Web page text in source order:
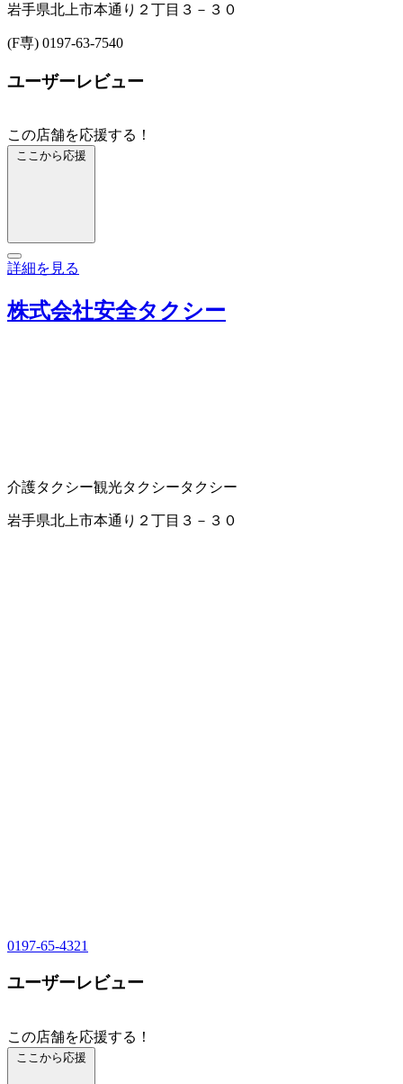
岩手県北上市本通り２丁目３－３０
(F専) 0197-63-7540
ユーザーレビュー
この店舗を応援する！
ここから応援
詳細を見る
株式会社安全タクシー
介護タクシー観光タクシータクシー
岩手県北上市本通り２丁目３－３０
0197-65-4321
ユーザーレビュー
この店舗を応援する！
ここから応援